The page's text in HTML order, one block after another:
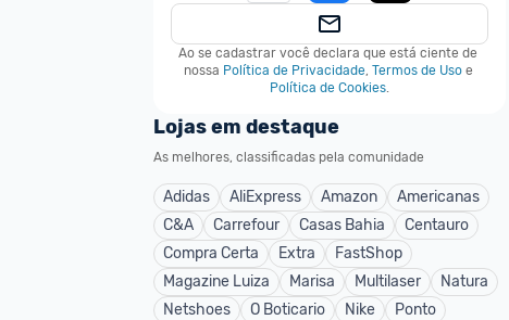
Ao se cadastrar você declara que está ciente de
nossa Política de Privacidade, Termos de Uso e
Política de Cookies.
Lojas em destaque
As melhores, classificadas pela comunidade
Adidas AliExpress Amazon
Americanas
C&A
Carrefour Casas Bahia
Centauro
Compra Certa
Extra
FastShop
Magazine Luiza
Marisa Multilaser
Natura
Netshoes
O Boticario Nike
Ponto